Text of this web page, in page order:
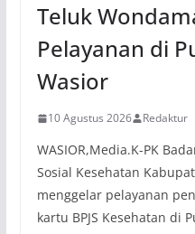
Teluk
Pelayanan di
Wasior
10 Agustus 2026 Redaktur
WASIOR,Media.K-PK
Sosial Kesehatan
menggelar pelayanan
kartu BPJS Kesehatan di